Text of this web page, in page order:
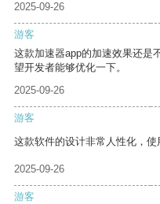
2025-09-26
游客
这款加速器app的加速效果还是
望开发者能够优化一下。
2025-09-26
游客
这款软件的设计非常人性化，使
2025-09-26
游客